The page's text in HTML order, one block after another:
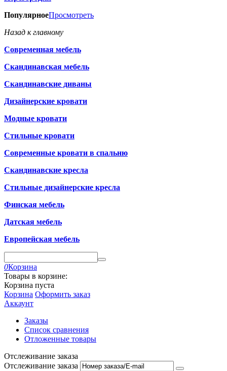
ПопулярноеПросмотреть
Назад к главному
Современная мебель
Скандинавская мебель
Скандинавские диваны
Дизайнерские кровати
Модные кровати
Стильные кровати
Современные кровати в спальню
Скандинавские кресла
Стильные дизайнерские кресла
Финская мебель
Датская мебель
Европейская мебель
0Корзина
Товары в корзине:
Корзина пуста
Корзина Оформить заказ
Аккаунт
Заказы
Список сравнения
Отложенные товары
Отслеживание заказа
Отслеживание заказа